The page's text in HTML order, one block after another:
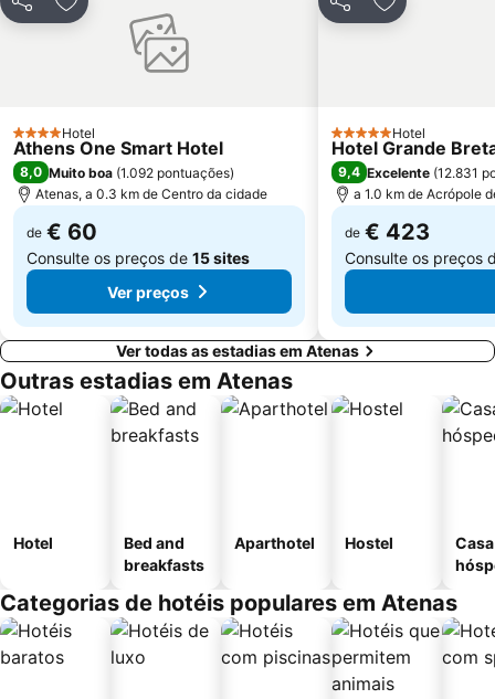
Lefkandi
Exarchion square
Platia Mitropoleos
Merlin de Douai Mansion The Embassy of France
PartilharAdicionar aos favoritos
4 Estrelas
Hotel
Athens One Smart Hotel
8,0 Muito boa (1.092 pontuações)
Atenas, a 0.3 km de Centro da cidade
de € 60
Consulte os preços de 15 sites
Ver preços
PartilharAdicionar
5 EstrelasHotel
Hotel Grande
9,4 Excelente (12.831
a 1.0 km de Acrópole
de € 423
Consulte os preços
Ver todas as estadias em Atenas
Outras estadias em Atenas
Hotel
Bed and
breakfasts
Aparthotel Hostel
Categorias de hotéis populares em Atenas